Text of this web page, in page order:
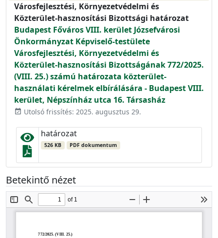
Városfejlesztési, Környezetvédelmi és
Közterület-hasznosítási Bizottsági határozat
Budapest Főváros VIII. kerület Józsefvárosi
Önkormányzat Képviselő-testülete
Városfejlesztési, Környezetvédelmi és
Közterület-hasznosítási Bizottságának 772/2025.
(VIII. 25.) számú határozata közterület-
használati kérelmek elbírálására - Budapest VIII.
kerület, Népszínház utca 16. Társasház
event_available Utolsó frissítés: 2025. augusztus 29.
határozat
526 KB PDF dokumentum
Betekintő nézet